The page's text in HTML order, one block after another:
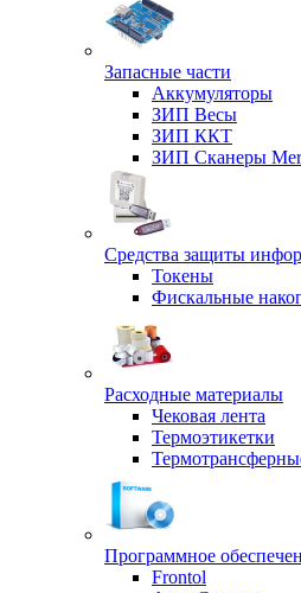
Запасные части
Аккумуляторы
ЗИП Весы
ЗИП ККТ
ЗИП Сканеры
Средства защиты
Токены
Фискальные
Расходные материалы
Чековая лента
Термоэтикетки
Программное
Frontol